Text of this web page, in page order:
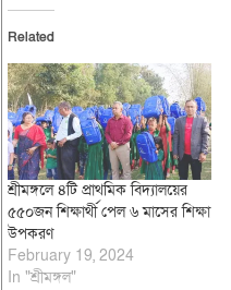
Related
শ্রীমঙ্গলে ৪টি প্রাথমিক বিদ্যালয়ের
৫৫০জন শিক্ষার্থী পেল ৬ মাসের শিক্ষা
উপকরণ
February 19, 2024
In "শ্রীমঙ্গল"